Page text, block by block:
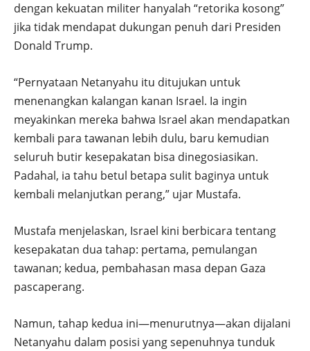
dengan kekuatan militer hanyalah “retorika kosong”
jika tidak mendapat dukungan penuh dari Presiden
Donald Trump.
“Pernyataan Netanyahu itu ditujukan untuk
menenangkan kalangan kanan Israel. Ia ingin
meyakinkan mereka bahwa Israel akan mendapatkan
kembali para tawanan lebih dulu, baru kemudian
seluruh butir kesepakatan bisa dinegosiasikan.
Padahal, ia tahu betul betapa sulit baginya untuk
kembali melanjutkan perang,” ujar Mustafa.
Mustafa menjelaskan, Israel kini berbicara tentang
kesepakatan dua tahap: pertama, pemulangan
tawanan; kedua, pembahasan masa depan Gaza
pascaperang.
Namun, tahap kedua ini—menurutnya—akan dijalani
Netanyahu dalam posisi yang sepenuhnya tunduk